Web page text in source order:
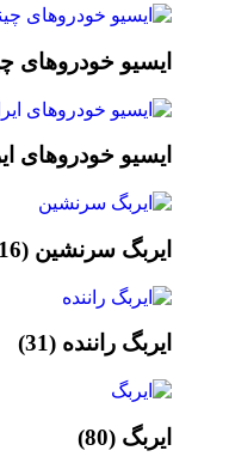
ایسیو خودروهای
ایسیو خودروهای
ایربگ سرنشین (16)
ایربگ راننده (31)
ایربگ (80)